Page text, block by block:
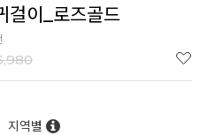
걸이_로즈골드
지역별